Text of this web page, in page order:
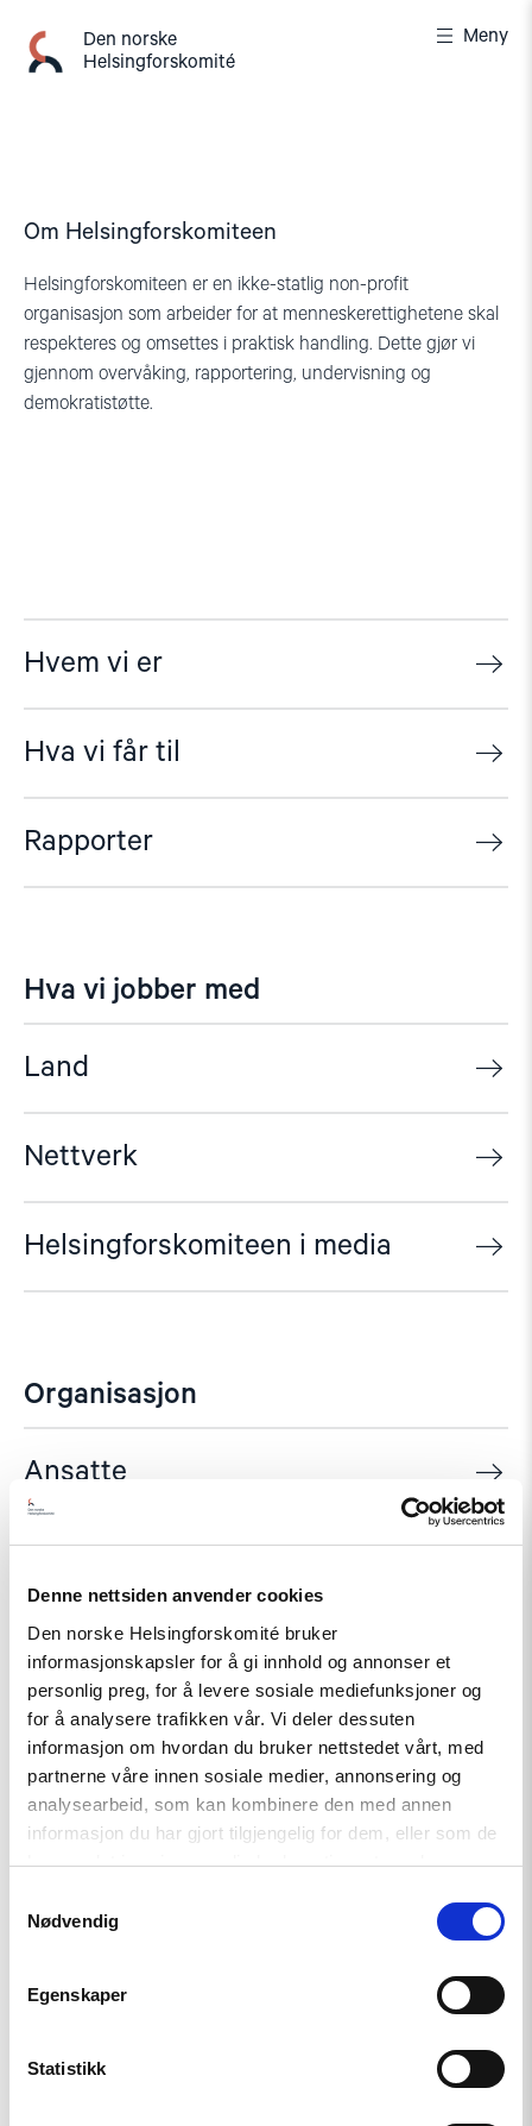
Denne nettsiden anvender cookies
Den norske Helsingforskomité bruker
informasjonskapsler for å gi innhold og annonser et
personlig preg, for å levere sosiale mediefunksjoner og
for å analysere trafikken vår. Vi deler dessuten
informasjon om hvordan du bruker nettstedet vårt, med
partnerne våre innen sosiale medier, annonsering og
analysearbeid, som kan kombinere den med annen
informasjon du har gjort tilgjengelig for dem, eller som de
har samlet inn gjennom din bruk av tjenestene deres.
Nødvendig
Egenskaper
Statistikk
innhold
Den norske
Helsingforskomité
Meny
Om Helsingforskomiteen
Helsingforskomiteen er en ikke-statlig non-profit
organisasjon som arbeider for at menneskerettighetene skal
respekteres og omsettes i praktisk handling. Dette gjør vi
gjennom overvåking, rapportering, undervisning og
demokratistøtte.
Hvem vi er
Hva vi får til
Rapporter
Hva vi jobber med
Land
Nettverk
Helsingforskomiteen i media
Organisasjon
Ansatte
Logo og grafisk profil
Våre støttespillere
Våre vedtekter
Støtt oss